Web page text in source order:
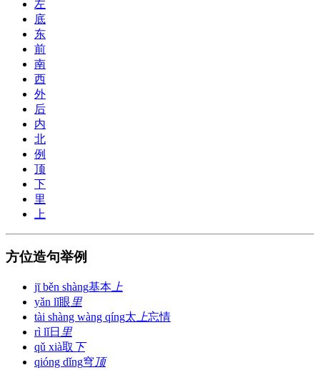
左
底
东
前
南
西
外
后
内
北
例
顶
下
里
上
方位造句举例
jī běn shàng基本 上
yǎn lǐ眼里
tài shàng wàng qíng太 上忘情
rì lǐ日 里
qǔ xià取 下
qióng dǐng穹 顶